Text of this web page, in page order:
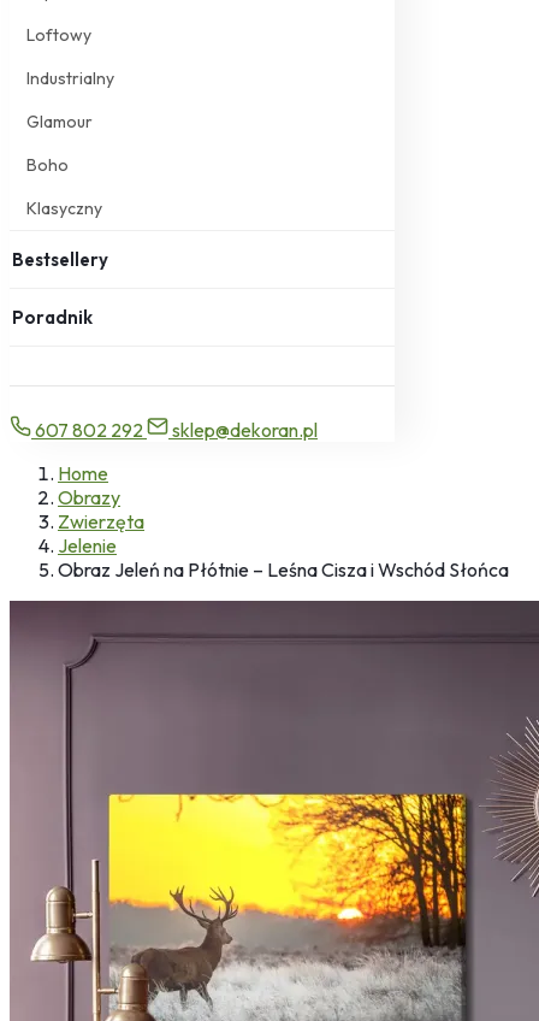
Loftowy
Industrialny
Glamour
Boho
Klasyczny
Bestsellery
Poradnik
607 802 292
sklep@dekoran.pl
Home
Obrazy
Zwierzęta
Jelenie
Obraz Jeleń na Płótnie – Leśna Cisza i Wschód Słońca